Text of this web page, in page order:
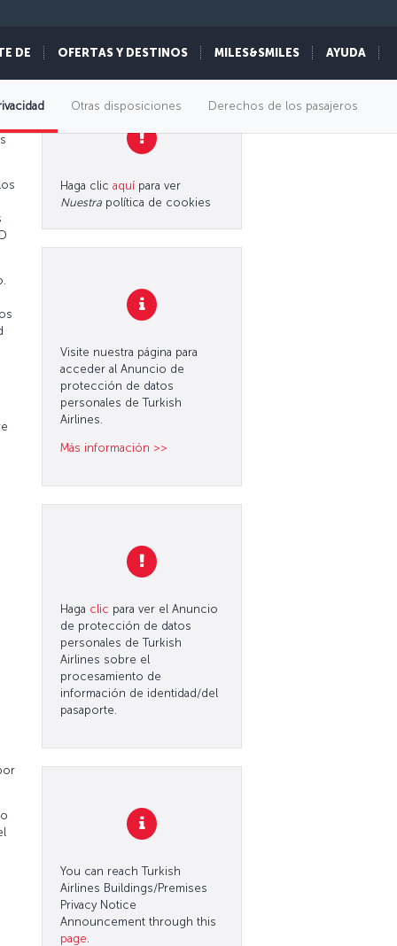
DE OFERTAS Y DESTINOS MILES&SMILES AYUDA
Otras disposiciones Derechos de los pasajeros
Haga clic aquí para ver
Nuestra política de cookies
Visite nuestra página para
acceder al Anuncio de
protección de datos
personales de Turkish
Airlines.
Más información >>
Haga clic para ver el Anuncio
de protección de datos
personales de Turkish
Airlines sobre el
procesamiento de
información de identidad/del
pasaporte.
You can reach Turkish
Airlines Buildings/Premises
Privacy Notice
Announcement through this
page.